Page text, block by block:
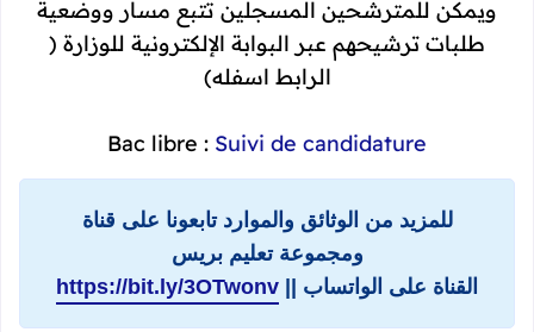
ويمكن للمترشحين المسجلين تتبع مسار ووضعية
طلبات ترشيحهم عبر البوابة الإلكترونية للوزارة (
الرابط اسفله)
Bac libre : Suivi de candidature
للمزيد من الوثائق والموارد تابعونا على قناة
ومجموعة تعليم بريس
القناة على الواتساب || https://bit.ly/3OTwonv